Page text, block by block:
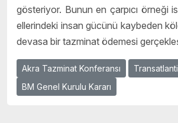
gösteriyor. Bunun en çarpıcı örneği
ellerindeki insan gücünü kaybeden
devasa bir tazminat ödemesi
Akra Tazminat Konferansı
BM Genel Kurulu Kararı